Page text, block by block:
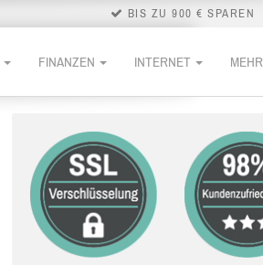
BIS ZU 900 € SPAREN
FINANZEN INTERNET MEHR